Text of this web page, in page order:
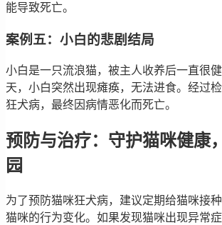
能导致死亡。
案例五：小白的悲剧结局
小白是一只流浪猫，被主人收养后一直很
天，小白突然出现瘫痪，无法进食。经过
狂犬病，最终因病情恶化而死亡。
预防与治疗：守护猫咪健康
园
为了预防猫咪狂犬病，建议定期给猫咪接
猫咪的行为变化。如果发现猫咪出现异常症